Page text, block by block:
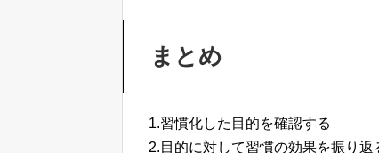
まとめ
1.習慣化した目的を確認する
2.目的に対して習慣の効果を振り返